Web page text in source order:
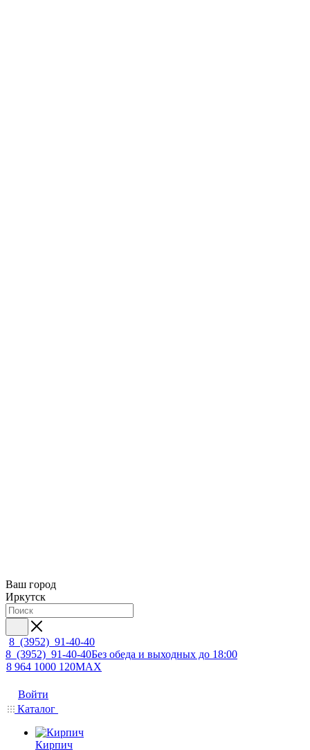
Ваш город
Иркутск
8 (3952) 91-40-40
8 (3952) 91-40-40Без обеда и выходных до 18:00
8 964 1000 120MAX
Войти
Каталог
Кирпич